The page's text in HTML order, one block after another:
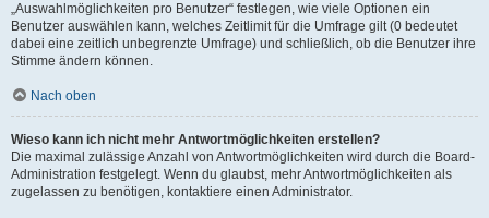
„Auswahlmöglichkeiten pro Benutzer“ festlegen, wie viele Optionen ein
Benutzer auswählen kann, welches Zeitlimit für die Umfrage gilt (0 bedeutet
dabei eine zeitlich unbegrenzte Umfrage) und schließlich, ob die Benutzer ihre
Stimme ändern können.
Nach oben
Wieso kann ich nicht mehr Antwortmöglichkeiten erstellen?
Die maximal zulässige Anzahl von Antwortmöglichkeiten wird durch die Board-
Administration festgelegt. Wenn du glaubst, mehr Antwortmöglichkeiten als
zugelassen zu benötigen, kontaktiere einen Administrator.